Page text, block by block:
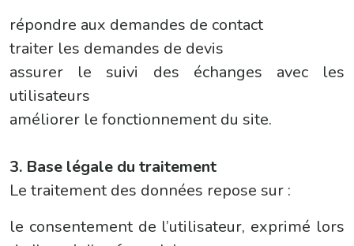
répondre aux demandes de contact
traiter les demandes de devis
assurer le suivi des échanges avec les
utilisateurs
améliorer le fonctionnement du site.
3. Base légale du traitement
Le traitement des données repose sur :
le consentement de l’utilisateur, exprimé lors